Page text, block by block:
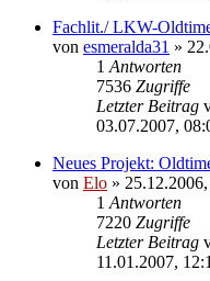
Fachlit./ LKW-
von esmeralda31 »
1 Antworten
7536 Zugriffe
Letzter Beitrag
03.07.2007,
Neues Projekt:
von Elo »
1 Antworten
7220 Zugriffe
Letzter Beitrag
11.01.2007,